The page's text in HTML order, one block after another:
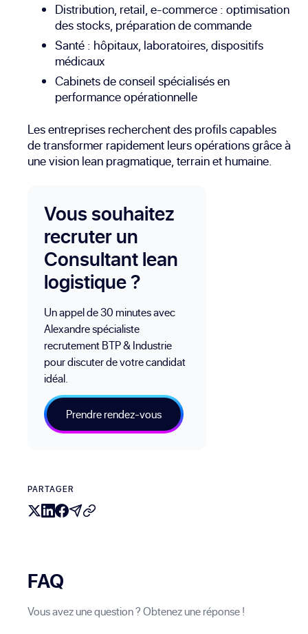
Distribution, retail, e-commerce : optimisation
des stocks, préparation de commande
Santé : hôpitaux, laboratoires, dispositifs
médicaux
Cabinets de conseil spécialisés en
performance opérationnelle
Les entreprises recherchent des profils capables
de transformer rapidement leurs opérations grâce à
une vision lean pragmatique, terrain et humaine.
Vous souhaitez
recruter un
Consultant lean
logistique ?
Un appel de 30 minutes avec
Alexandre spécialiste
recrutement BTP & Industrie
pour discuter de votre candidat
idéal.
Prendre rendez-vous
PARTAGER
FAQ
Vous avez une question ? Obtenez une réponse !